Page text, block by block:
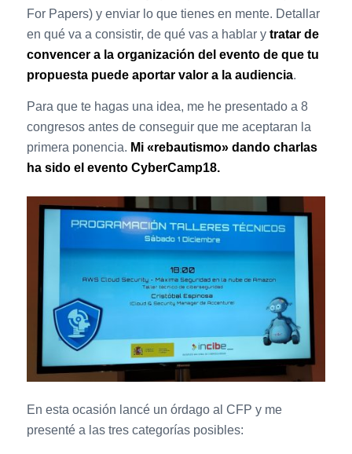
For Papers) y enviar lo que tienes en mente. Detallar
en qué va a consistir, de qué vas a hablar y tratar de
convencer a la organización del evento de que tu
propuesta puede aportar valor a la audiencia.
Para que te hagas una idea, me he presentado a 8
congresos antes de conseguir que me aceptaran la
primera ponencia. Mi «rebautismo» dando charlas
ha sido el evento CyberCamp18.
En esta ocasión lancé un órdago al CFP y me
presenté a las tres categorías posibles: